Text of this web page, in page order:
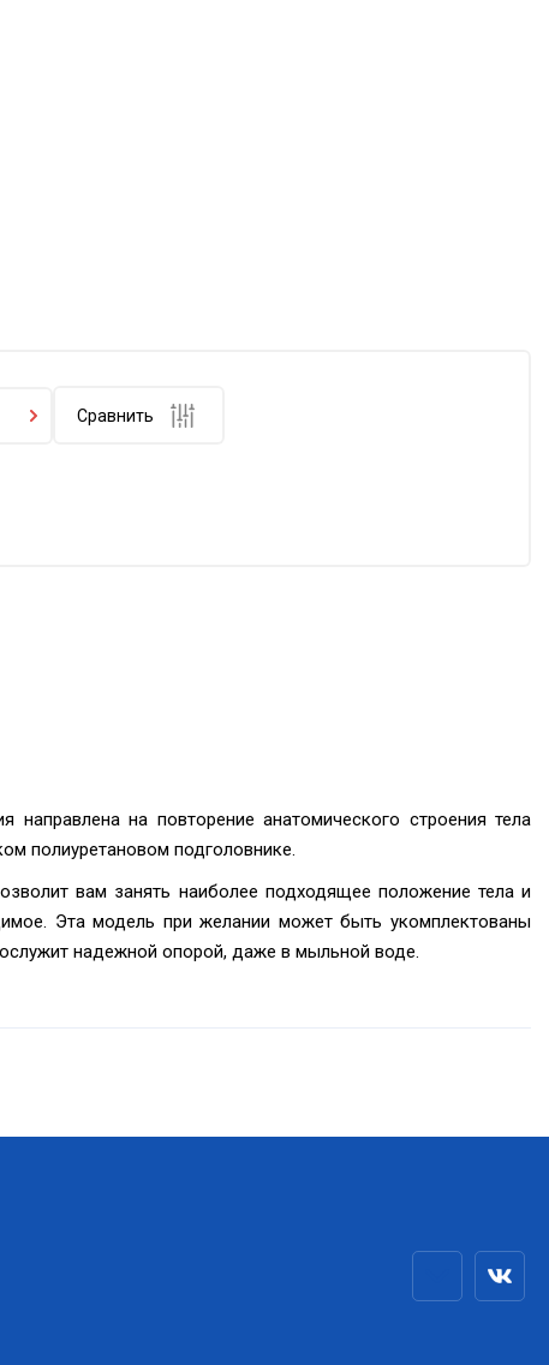
Сравнить
на повторение анатомического строения тела
полиуретановом подголовнике.
вам занять наиболее подходящее положение тела и
Эта модель при желании может быть укомплектованы
надежной опорой, даже в мыльной воде.